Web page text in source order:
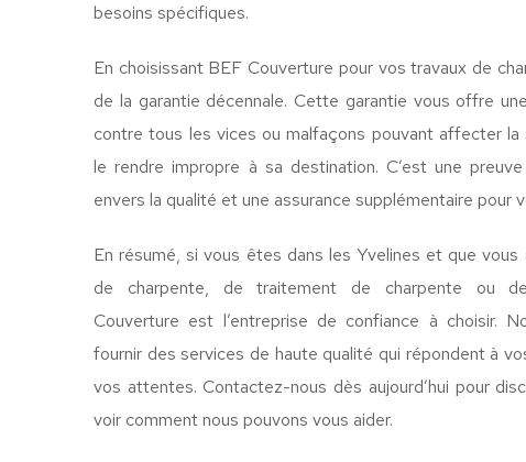
besoins spécifiques.
En choisissant BEF Couverture pour vos travaux de
de la garantie décennale. Cette garantie vous offre
contre tous les vices ou malfaçons pouvant affecter la
le rendre impropre à sa destination. C’est une
envers la qualité et une assurance supplémentaire pour
En résumé, si vous êtes dans les Yvelines et que
de charpente, de traitement de charpente ou
Couverture est l’entreprise de confiance à choisir.
fournir des services de haute qualité qui répondent à
vos attentes. Contactez-nous dès aujourd’hui pour
voir comment nous pouvons vous aider.